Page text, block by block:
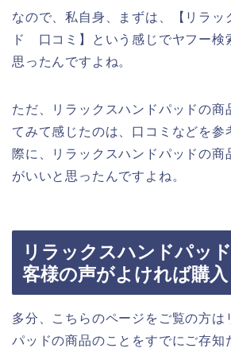
なので、私自身、まずは、【リラッ
ド 口コミ】という感じでヤフー検
思ったんですよね。
ただ、リラックスハンドパッドの商
てみて感じたのは、口コミなどを参
際に、リラックスハンドパッドの商
がいいと思ったんですよね。
リラックスハンドパッ
客様の声がよければ購入
多分、こちらのページをご覧の方は
パッドの商品のことをすでにご存知